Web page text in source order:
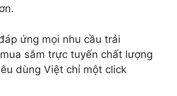
ứng mọi nhu cầu trải
sắm trực tuyến chất lượng
dùng Việt chỉ một click